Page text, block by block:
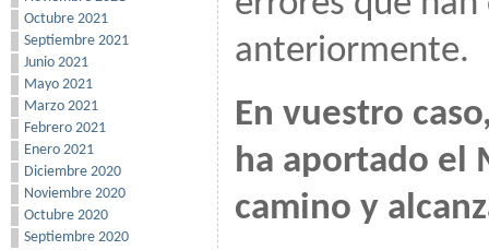
Octubre 2021
Septiembre 2021
Junio 2021
Mayo 2021
Marzo 2021
Febrero 2021
Enero 2021
Diciembre 2020
Noviembre 2020
Octubre 2020
Septiembre 2020
anteriormente.
En vuestro
ha aportado el
camino y